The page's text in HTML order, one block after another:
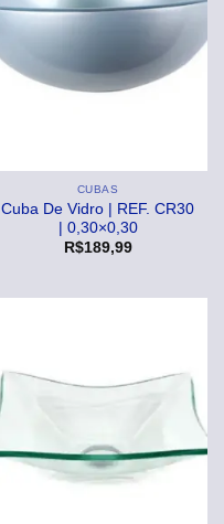
CUBAS
Cuba De Vidro | REF. CR30
| 0,30×0,30
R$189,99